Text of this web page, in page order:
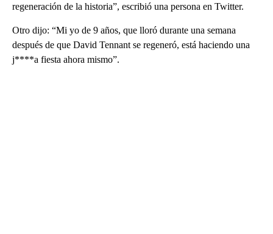
regeneración de la historia”, escribió una persona en Twitter.
Otro dijo: “Mi yo de 9 años, que lloró durante una semana
después de que David Tennant se regeneró, está haciendo una
j****a fiesta ahora mismo”.